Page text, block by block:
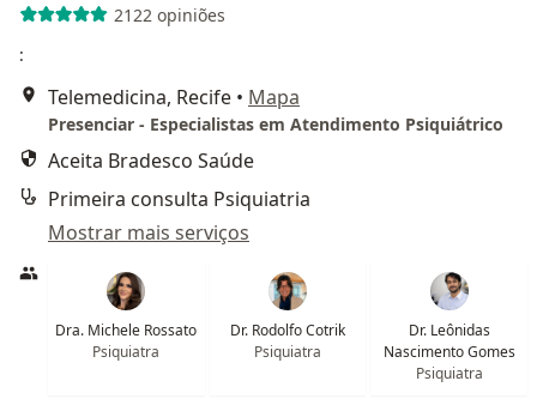
2122 opiniões
:
Telemedicina, Recife • Mapa
Presenciar - Especialistas em Atendimento Psiquiátrico
Aceita Bradesco Saúde
Primeira consulta Psiquiatria
Mostrar mais serviços
Dra. Michele Rossato
Psiquiatra
Dr. Rodolfo Cotrik
Psiquiatra
Dr. Leônidas
Nascimento Gomes
Psiquiatra